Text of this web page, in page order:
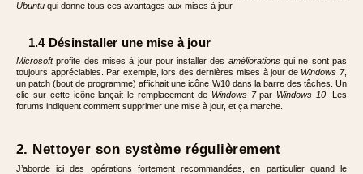
Ubuntu qui donne tous ces avantages aux mises à jour.
1.4 Désinstaller une mise à jour
Microsoftprofite des mises à jour pour installer des améliorationsqui ne sont pas
toujours appréciables. Par exemple, lors des dernières mises à jour de Windows 7,
un patch (bout de programme) affichait une icône W10 dans la barre des tâches. Un
clic sur cette icône lançait le remplacement de Windows 7par Windows 10 . Les
forums indiquent comment supprimer une mise à jour, et ça marche.
2. Nettoyer son système régulièrement
J’aborde ici des opérations fortement recommandées, en particulier quand le